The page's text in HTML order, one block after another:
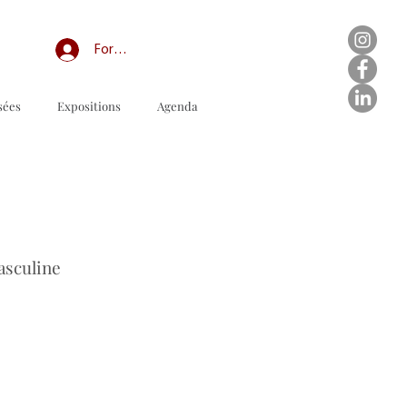
Forum professionnel/My Groups
Expositions Agenda